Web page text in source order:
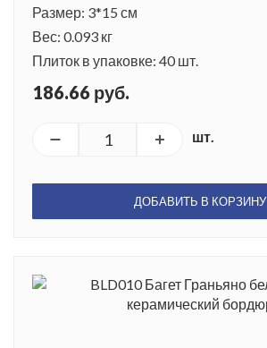
Размер: 3*15 см
Вес: 0.093 кг
Плиток в упаковке: 40 шт.
186.66 руб.
шт.
ДОБАВИТЬ В КОРЗИНУ